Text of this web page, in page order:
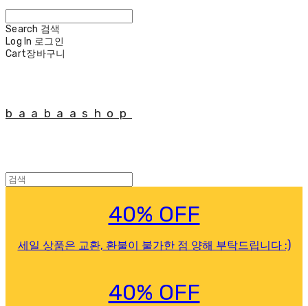
Search 검색
Log In 로그인
Cart장바구니
baabaashop
40% OFF
세일 상품은 교환, 환불이 불가한 점 양해 부탁드립니다 :)
40% OFF